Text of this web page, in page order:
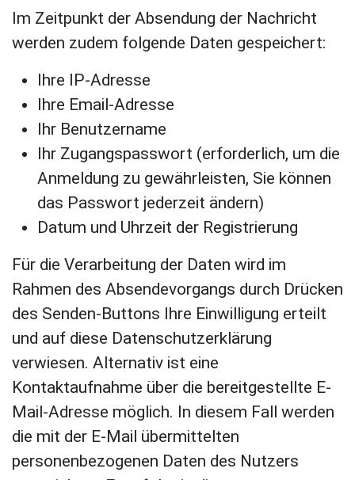
Im Zeitpunkt der Absendung der Nachricht
werden zudem folgende Daten gespeichert:
Ihre IP-Adresse
Ihre Email-Adresse
Ihr Benutzername
Ihr Zugangspasswort (erforderlich, um die
Anmeldung zu gewährleisten, Sie können
das Passwort jederzeit ändern)
Datum und Uhrzeit der Registrierung
Für die Verarbeitung der Daten wird im
Rahmen des Absendevorgangs durch Drücken
des Senden-Buttons Ihre Einwilligung erteilt
und auf diese Datenschutzerklärung
verwiesen. Alternativ ist eine
Kontaktaufnahme über die bereitgestellte E-
Mail-Adresse möglich. In diesem Fall werden
die mit der E-Mail übermittelten
personenbezogenen Daten des Nutzers